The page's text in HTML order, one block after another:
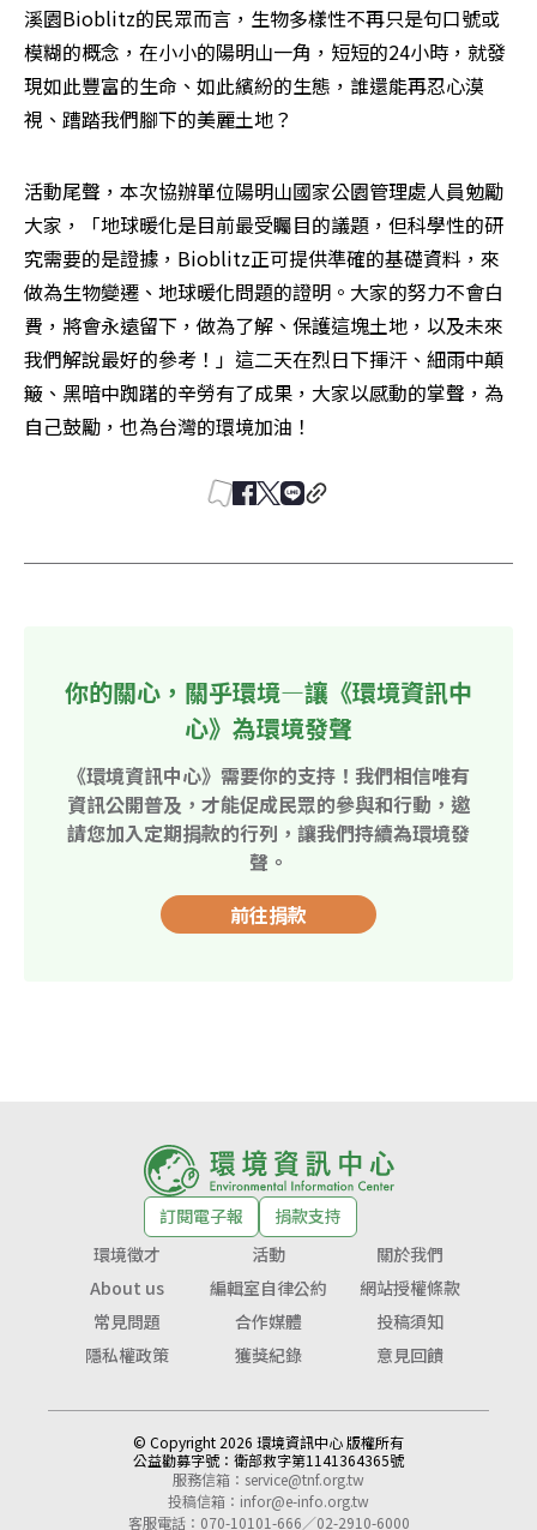
溪園Bioblitz的民眾而言，生物多樣性不再只是句口號或
模糊的概念，在小小的陽明山一角，短短的24小時，就發
現如此豐富的生命、如此繽紛的生態，誰還能再忍心漠
視、蹧踏我們腳下的美麗土地？
活動尾聲，本次協辦單位陽明山國家公園管理處人員勉勵
大家，「地球暖化是目前最受矚目的議題，但科學性的研
究需要的是證據，Bioblitz正可提供準確的基礎資料，來
做為生物變遷、地球暖化問題的證明。大家的努力不會白
費，將會永遠留下，做為了解、保護這塊土地，以及未來
我們解說最好的參考！」這二天在烈日下揮汗、細雨中顛
簸、黑暗中踟躇的辛勞有了成果，大家以感動的掌聲，為
自己鼓勵，也為台灣的環境加油！
你的關心，關乎環境—讓《環境資訊中
心》為環境發聲
《環境資訊中心》需要你的支持！我們相信唯有
資訊公開普及，才能促成民眾的參與和行動，邀
請您加入定期捐款的行列，讓我們持續為環境發
聲。
前往捐款
訂閱電子報
捐款支持
環境徵才
活動
關於我們
About us
編輯室自律公約
網站授權條款
常見問題
合作媒體
投稿須知
隱私權政策
獲獎紀錄 意見回饋
© Copyright 2026 環境資訊中心 版權所有
公益勸募字號： 衛部救字第1141364365號
服務信箱： service@tnf.org.tw
投稿信箱： infor@e-info.org.tw
客服電話：070-10101-666／02-2910-6000